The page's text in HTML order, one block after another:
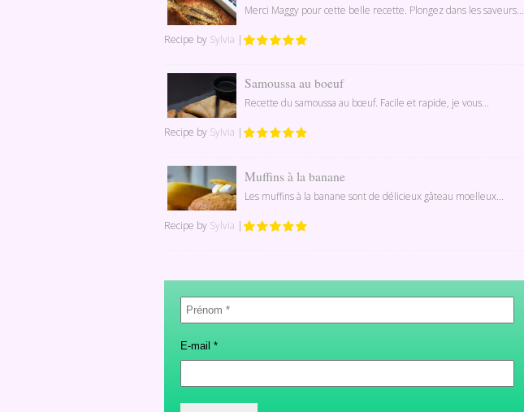
Merci Maggy pour cette belle recette. Plongez dans les saveurs...
Recipe by Sylvia |
Samoussa au boeuf
Recette du samoussa au bœuf. Facile et rapide, je vous...
Recipe by Sylvia |
Muffins à la banane
Les muffins à la banane sont de délicieux gâteau moelleux...
Recipe by Sylvia |
Prénom
E-mail *